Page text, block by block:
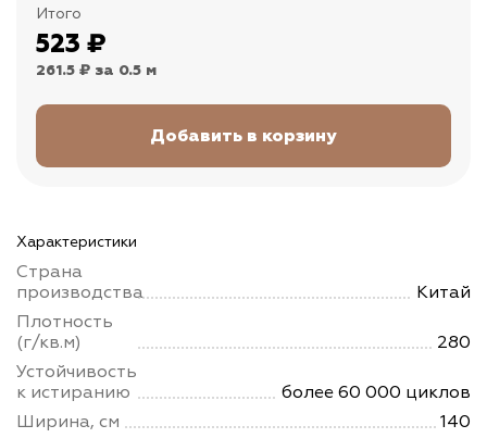
Итого
523 ₽
261.5 ₽ за 0.5 м
Характеристики
Страна
производства
Китай
Плотность
(г/кв.м)
280
Устойчивость
к истиранию
более 60 000 циклов
Ширина, см
140